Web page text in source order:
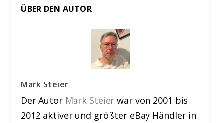
ÜBER DEN AUTOR
Mark Steier
Der Autor Mark Steier war von 2001 bis
2012 aktiver und größter eBay Händler in